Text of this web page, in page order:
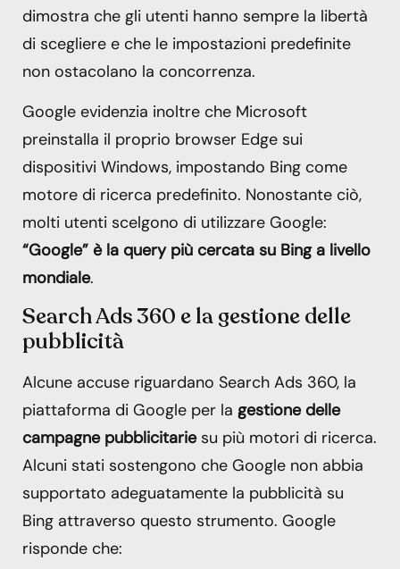
dimostra che gli utenti hanno sempre la libertà
di scegliere e che le impostazioni predefinite
non ostacolano la concorrenza.
Google evidenzia inoltre che Microsoft
preinstalla il proprio browser Edge sui
dispositivi Windows, impostando Bing come
motore di ricerca predefinito. Nonostante ciò,
molti utenti scelgono di utilizzare Google:
“Google” è la query più cercata su Bing a livello
mondiale.
Search Ads 360 e la gestione delle
pubblicità
Alcune accuse riguardano Search Ads 360, la
piattaforma di Google per la gestione delle
campagne pubblicitariesu più motori di ricerca.
Alcuni stati sostengono che Google non abbia
supportato adeguatamente la pubblicità su
Bing attraverso questo strumento. Google
risponde che: